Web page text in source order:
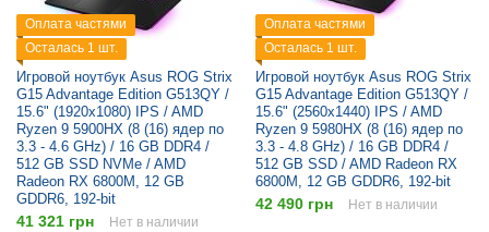
Оплата частями
Осталась 1 шт.
Игровой ноутбук Asus ROG Strix
G15 Advantage Edition G513QY /
15.6" (1920x1080) IPS / AMD
Ryzen 9 5900HX (8 (16) ядер по
3.3 - 4.6 GHz) / 16 GB DDR4 /
512 GB SSD NVMe / AMD
Radeon RX 6800M, 12 GB
GDDR6, 192-bit
41 321 грн Нет в наличии
Оплата частями
Осталась 1 шт.
Игровой ноутбук Asus ROG Strix
G15 Advantage Edition G513QY /
15.6" (2560x1440) IPS / AMD
Ryzen 9 5980HX (8 (16) ядер по
3.3 - 4.8 GHz) / 16 GB DDR4 /
512 GB SSD / AMD Radeon RX
6800M, 12 GB GDDR6, 192-bit
42 490 грн Нет в наличии